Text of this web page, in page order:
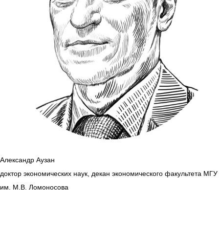
Александр Аузан
доктор экономических наук, декан экономического факультета МГУ
им. М.В. Ломоносова